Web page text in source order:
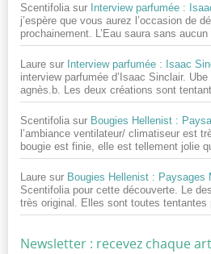
Scentifolia sur Interview parfumée :
j’espère que vous aurez l’occasion de
prochainement. L’Eau saura sans
Laure sur Interview parfumée : Isaac
interview parfumée d’Isaac Sinclair.
agnès.b. Les deux créations sont
Scentifolia sur Bougies Hellenist :
l’ambiance ventilateur/ climatiseur est
bougie est finie, elle est tellement jolie
Laure sur Bougies Hellenist : Paysages
Scentifolia pour cette découverte. Le
très original. Elles sont toutes tentantes
Newsletter : recevez chaque